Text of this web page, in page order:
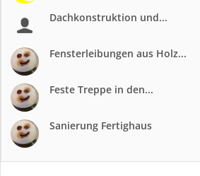
Dachkonstruktion und...
Fensterleibungen aus Holz...
Feste Treppe in den...
Sanierung Fertighaus